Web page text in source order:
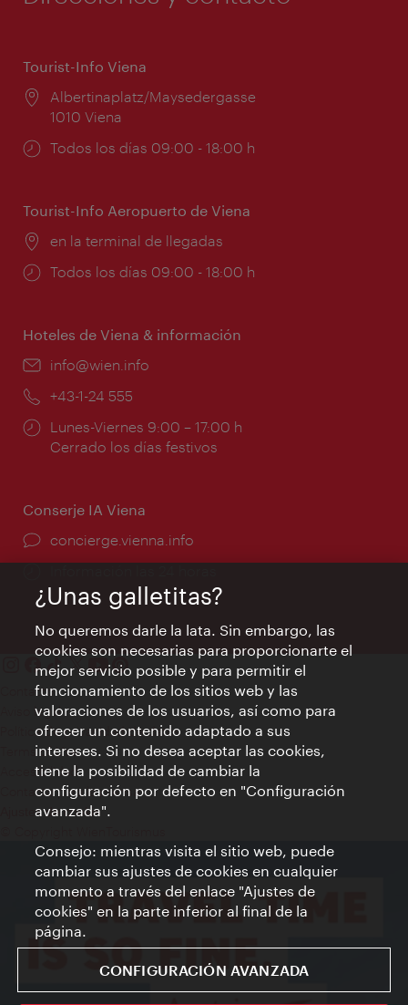
Tourist-Info Viena
Lugar:
Albertinaplatz/Maysedergasse
1010 Viena
Horarios
Todos los días 09:00 - 18:00 h
Tourist-Info Aeropuerto de Viena
Lugar:
en la terminal de llegadas
Horarios
Todos los días 09:00 - 18:00 h
Hoteles de Viena & información
e-
info@wien.info
Teléfono:
+43-1-24 555
Horarios
de
Lunes-Viernes 9:00 – 17:00 h
Cerrado los días festivos
Conserje IA Viena
concierge.vienna.info
Contacto
Aviso legal
Política de privacidad de datos
Terms of Use
Accesibilidad
Contacto para la prensa
Ajustes de cookie
¿Unas galletitas?
No queremos darle la lata. Sin embargo, las
cookies son necesarias para proporcionarte el
mejor servicio posible y para permitir el
funcionamiento de los sitios web y las
valoraciones de los usuarios, así como para
ofrecer un contenido adaptado a sus
intereses. Si no desea aceptar las cookies,
tiene la posibilidad de cambiar la
configuración por defecto en "Configuración
avanzada".
Consejo: mientras visita el sitio web, puede
cambiar sus ajustes de cookies en cualquier
momento a través del enlace "Ajustes de
cookies" en la parte inferior al final de la
página.
CONFIGURACIÓN AVANZADA